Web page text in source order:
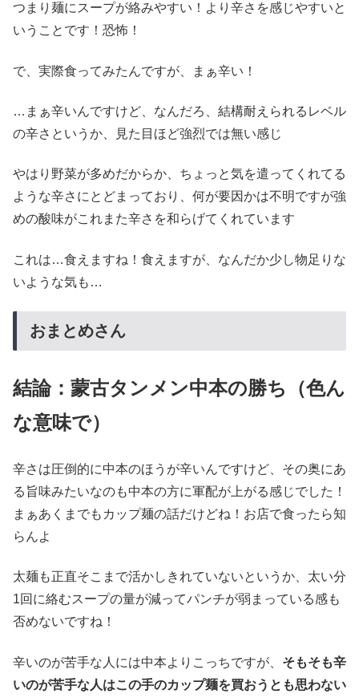
つまり麺にスープが絡みやすい！より辛さを感じやすいと
いうことです！恐怖！
で、実際食ってみたんですが、まぁ辛い！
…まぁ辛いんですけど、なんだろ、結構耐えられるレベル
の辛さというか、見た目ほど強烈では無い感じ
やはり野菜が多めだからか、ちょっと気を遣ってくれてる
ような辛さにとどまっており、何が要因かは不明ですが強
めの酸味がこれまた辛さを和らげてくれています
これは…食えますね！食えますが、なんだか少し物足りな
いような気も…
おまとめさん
結論：蒙古タンメン中本の勝ち（色ん
な意味で）
辛さは圧倒的に中本のほうが辛いんですけど、その奥にあ
る旨味みたいなのも中本の方に軍配が上がる感じでした！
まぁあくまでもカップ麺の話だけどね！お店で食ったら知
らんよ
太麺も正直そこまで活かしきれていないというか、太い分
1回に絡むスープの量が減ってパンチが弱まっている感も
否めないですね！
辛いのが苦手な人には中本よりこっちですが、 そもそも辛
いのが苦手な人はこの手のカップ麺を買おうとも思わない